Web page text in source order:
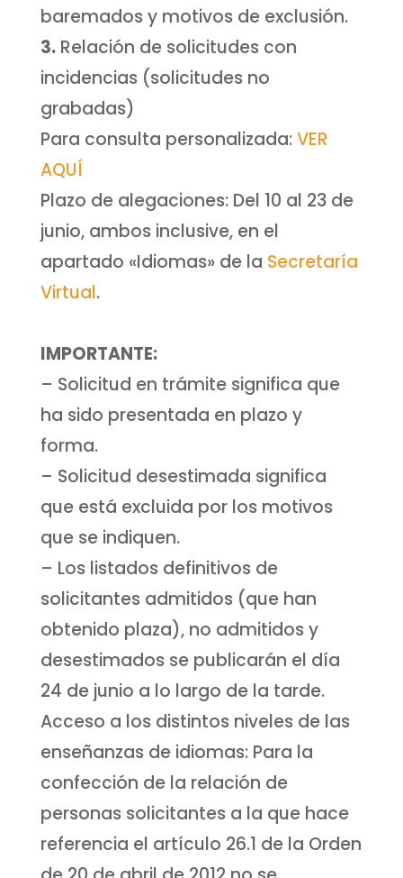
baremados y motivos de exclusión.
3. Relación de solicitudes con
incidencias (solicitudes no
grabadas)
Para consulta personalizada:VER
AQUÍ
Plazo de alegaciones: Del 10 al 23 de
junio, ambos inclusive, en el
apartado «Idiomas» de la Secretaría
Virtual.
IMPORTANTE:
– Solicitud en trámite significa que
ha sido presentada en plazo y
forma.
– Solicitud desestimada significa
que está excluida por los motivos
que se indiquen.
– Los listados definitivos de
solicitantes admitidos (que han
obtenido plaza), no admitidos y
desestimados se publicarán el día
24 de junio a lo largo de la tarde.
Acceso a los distintos niveles de las
enseñanzas de idiomas: Para la
confección de la relación de
personas solicitantes a la que hace
referencia el artículo 26.1 de la Orden